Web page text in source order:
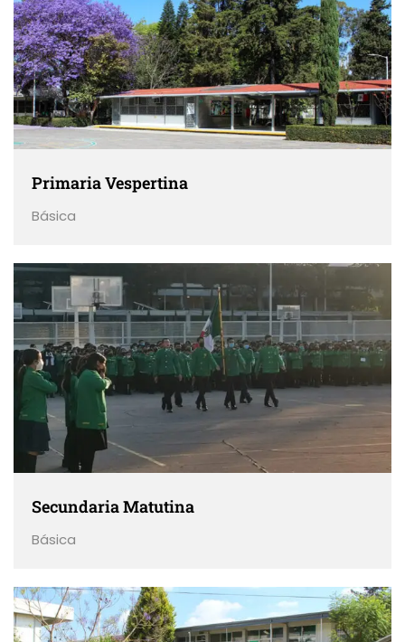
Primaria Vespertina
Básica
Secundaria Matutina
Básica